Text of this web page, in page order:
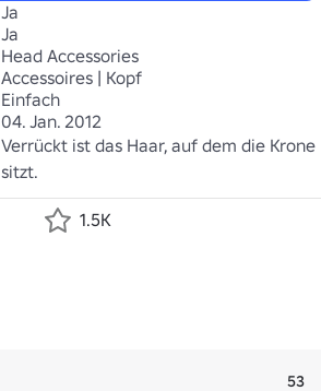
Ja
Ja
Head Accessories
Accessoires | Kopf
Einfach
04. Jan. 2012
Verrückt ist das Haar, auf dem die Krone
sitzt.
1.5K
53